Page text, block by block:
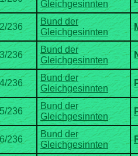
Bund der
Bund der
Bund der
Bund der
Bund der